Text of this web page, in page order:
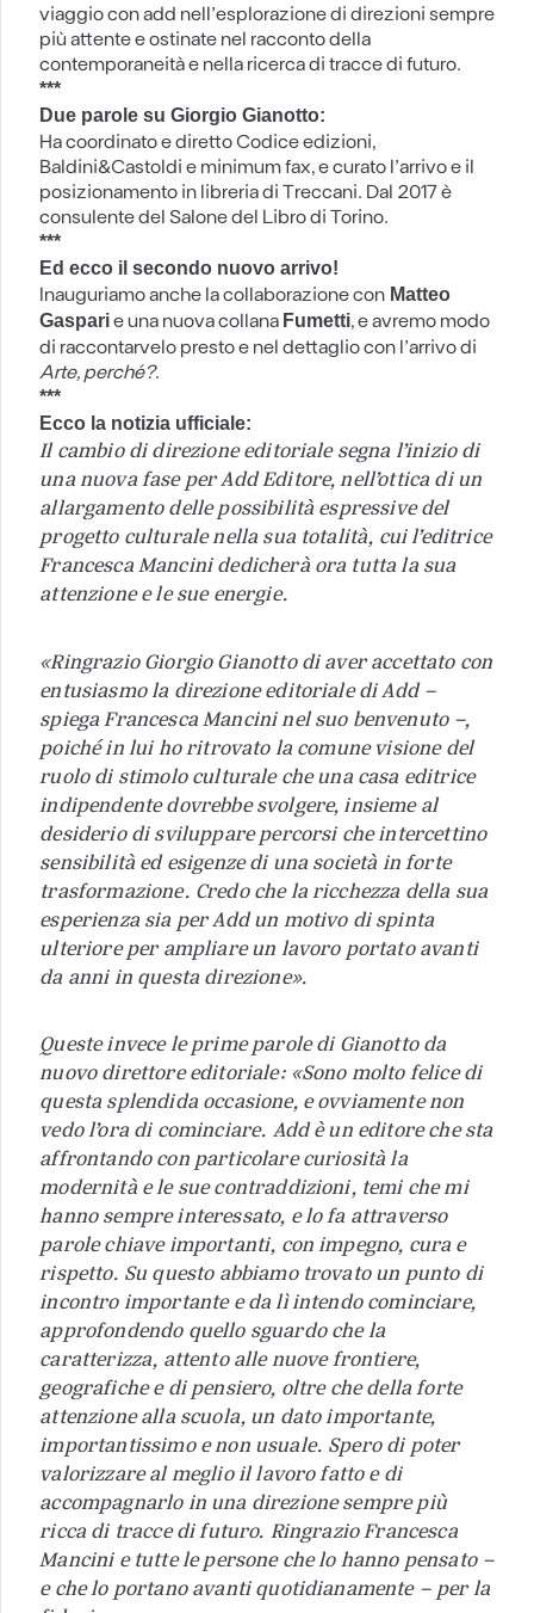
viaggio con add nell’esplorazione di direzioni sempre
più attente e ostinate nel racconto della
contemporaneità e nella ricerca di tracce di futuro.
***
Due parole su Giorgio Gianotto:
Ha coordinato e diretto Codice edizioni,
Baldini&Castoldi e minimum fax, e curato l’arrivo e il
posizionamento in libreria di Treccani. Dal 2017 è
consulente del Salone del Libro di Torino.
***
Ed ecco il secondo nuovo arrivo!
Inauguriamo anche la collaborazione con Matteo
Gasparie una nuova collana Fumetti, e avremo modo
di raccontarvelo presto e nel dettaglio con l’arrivo di
Arte, perché?.
***
Ecco la notizia ufficiale:
Il cambio di direzione editoriale segna l’inizio di
una nuova fase per Add Editore, nell’ottica di un
allargamento delle possibilità espressive del
progetto culturale nella sua totalità, cui l’editrice
Francesca Mancini dedicherà ora tutta la sua
attenzione e le sue energie.
«Ringrazio Giorgio Gianotto di aver accettato con
entusiasmo la direzione editoriale di Add –
spiega Francesca Mancini nel suo benvenuto –,
poiché in lui ho ritrovato la comune visione del
ruolo di stimolo culturale che una casa editrice
indipendente dovrebbe svolgere, insieme al
desiderio di sviluppare percorsi che intercettino
sensibilità ed esigenze di una società in forte
trasformazione. Credo che la ricchezza della sua
esperienza sia per Add un motivo di spinta
ulteriore per ampliare un lavoro portato avanti
da anni in questa direzione».
Queste invece le prime parole di Gianotto da
nuovo direttore editoriale: «Sono molto felice di
questa splendida occasione, e ovviamente non
vedo l’ora di cominciare. Add è un editore che sta
affrontando con particolare curiosità la
modernità e le sue contraddizioni, temi che mi
hanno sempre interessato, e lo fa attraverso
parole chiave importanti, con impegno, cura e
rispetto. Su questo abbiamo trovato un punto di
incontro importante e da lì intendo cominciare,
approfondendo quello sguardo che la
caratterizza, attento alle nuove frontiere,
geografiche e di pensiero, oltre che della forte
attenzione alla scuola, un dato importante,
importantissimo e non usuale. Spero di poter
valorizzare al meglio il lavoro fatto e di
accompagnarlo in una direzione sempre più
ricca di tracce di futuro. Ringrazio Francesca
Mancini e tutte le persone che lo hanno pensato –
e che lo portano avanti quotidianamente – per la